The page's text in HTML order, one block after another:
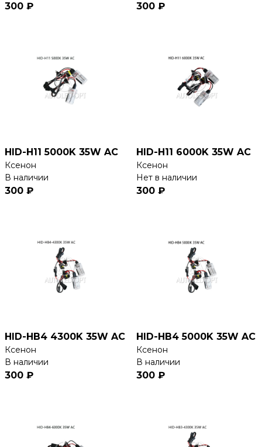
300 ₽ 300 ₽
HID-H11 5000K 35W AC
Ксенон
В наличии
300 ₽
HID-H11 6000K 35W AC
Ксенон
Нет в наличии
300 ₽
HID-HB4 4300K 35W AC
Ксенон
В наличии
300 ₽
HID-HB4 5000K 35W AC
Ксенон
В наличии
300 ₽